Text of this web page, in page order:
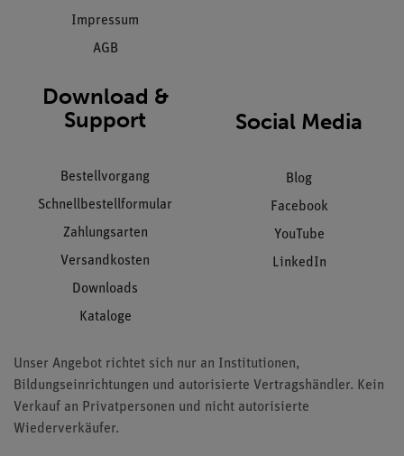
Impressum
AGB
Download &
Support
Bestellvorgang
Schnellbestellformular
Zahlungsarten
Versandkosten
Downloads
Kataloge
Social Media
Blog
Facebook
YouTube
LinkedIn
Unser Angebot richtet sich nur an Institutionen,
Bildungseinrichtungen und autorisierte Vertragshändler. Kein
Verkauf an Privatpersonen und nicht autorisierte
Wiederverkäufer.